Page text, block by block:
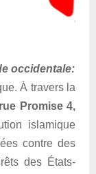
occidentale:
À travers la
Promise 4,
islamique
contre des
des États-